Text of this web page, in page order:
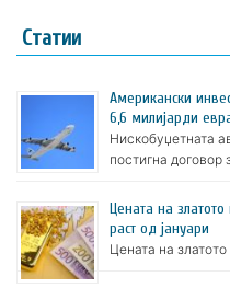
Статии
Американски
6,6 милијарди
Нискобуџетната
постигна
Цената на
раст од јануари
Цената на